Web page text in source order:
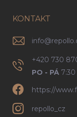
KONTAKT
info@
+420 730
PO - PÁ 7:30
https://
repollo_cz